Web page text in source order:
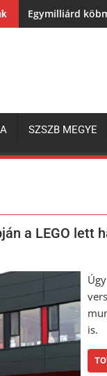
Egymilliárd
SZSZB MEGYE
a LEGO lett
is.